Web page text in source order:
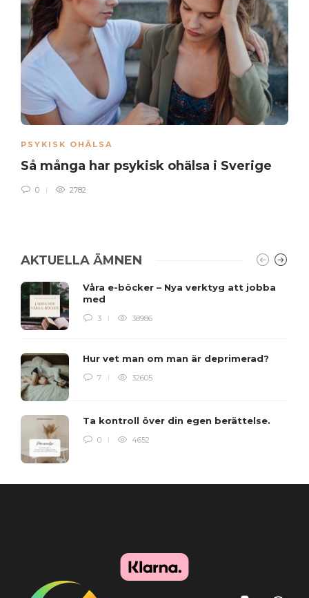
PSYKISK OHÄLSA
Så många har psykisk ohälsa i Sverige
0 2782
AKTUELLA ÄMNEN
Våra e-böcker – Nya verktyg att jobba
med
3 38986
Hur vet man om man är deprimerad?
7 32605
Ta kontroll över din egen berättelse.
0 4652